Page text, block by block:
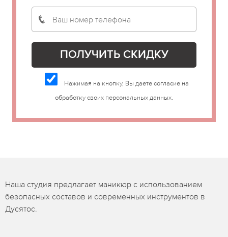
Нажимая на кнопку, Вы даете согласие на
обработку своих персональных данных.
Наша студия предлагает маникюр с использованием
безопасных составов и современных инструментов в
Дусятос.